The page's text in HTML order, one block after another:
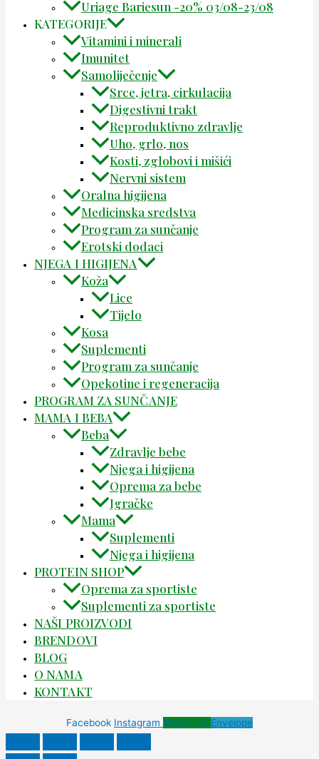
Uriage Bariesun -20% 03/08-23/08
KATEGORIJE
Vitamini i minerali
Imunitet
Samoliječenje
Srce, jetra, cirkulacija
Digestivni trakt
Reproduktivno zdravlje
Uho, grlo, nos
Kosti, zglobovi i mišići
Nervni sistem
Oralna higijena
Medicinska sredstva
Program za sunčanje
Erotski dodaci
NJEGA I HIGIJENA
Koža
Lice
Tijelo
Kosa
Suplementi
Program za sunčanje
Opekotine i regeneracija
PROGRAM ZA SUNČANJE
MAMA I BEBA
Beba
Zdravlje bebe
Njega i higijena
Oprema za bebe
Igračke
Mama
Suplementi
Njega i higijena
PROTEIN SHOP
Oprema za sportiste
Suplementi za sportiste
NAŠI PROIZVODI
BRENDOVI
BLOG
O NAMA
KONTAKT
Facebook Instagram Phone-alt Envelope